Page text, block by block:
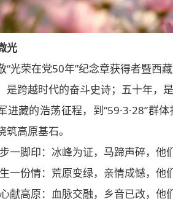
光
荣在党50年”纪念章获得者暨西藏
是跨越时代的奋斗史诗；五十年，
进藏的浩荡征程，到“59·3·28”群
高原基石。
一脚印：冰峰为证，马蹄声碎，他
一份情：荒原变绿，亲情成憾，他
献高原：血脉交融，乡音已改，他